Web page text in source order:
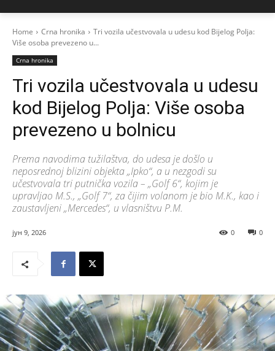
Home Crna hronika
Tri vozila učestvovala u udesu kod Bijelog Polja:
Više osoba prevezeno u...
Crna hronika
Tri vozila učestvovala u udesu
kod Bijelog Polja: Više osoba
prevezeno u bolnicu
Prema navodima tužilaštva, do udesa je došlo u
neposrednoj blizini objekta „Ipko“, a u nezgodi su
učestvovala tri putnička vozila – „Golf 6“, kojim je
upravljao M.S., „Golf 7“, za čijim volanom je bio M.K., kao i
zaustavljeni „Mercedes“, u vlasništvu P.M.
јун 9, 2026 0
0